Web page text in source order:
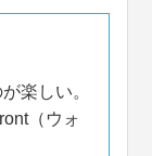
楽しい。
（ウォ